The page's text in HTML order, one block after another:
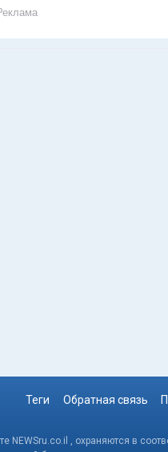
Теги Обратная связь
NEWSru.co.il , охраняются в